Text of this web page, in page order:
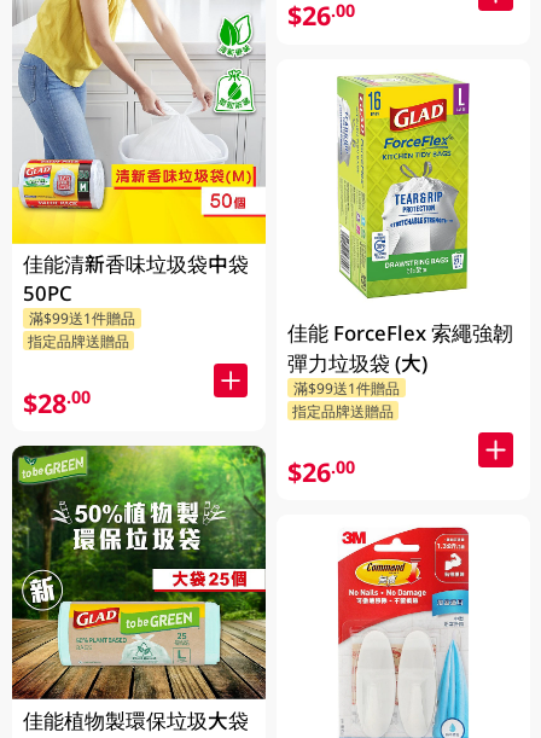
佳能清新香味垃圾袋中袋
50PC
滿$99送1件贈品
指定品牌送贈品
$28.00
佳能植物製環保垃圾大袋
$26.00
佳能 ForceFlex 索繩強韌
彈力垃圾袋 (大)
滿$99送1件贈品
指定品牌送贈品
$26.00